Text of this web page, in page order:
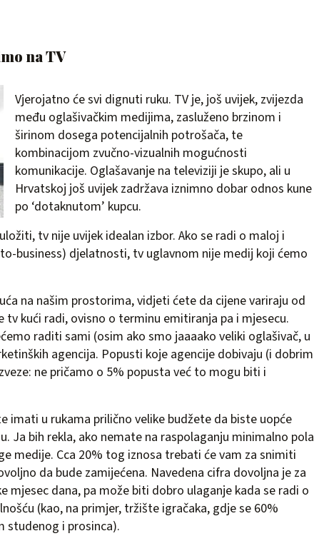
na TV
Vjerojatno će svi dignuti ruku. TV je, još uvijek, zvijezda
među oglašivačkim medijima, zasluženo brzinom i
širinom dosega potencijalnih potrošača, te
kombinacijom zvučno-vizualnih mogućnosti
komunikacije. Oglašavanje na televiziji je skupo, ali u
Hrvatskoj još uvijek zadržava iznimno dobar odnos kune
po ‘dotaknutom’ kupcu.
tv nije uvijek idealan izbor. Ako se radi o maloj i
business) djelatnosti, tv uglavnom nije medij koji ćemo
na našim prostorima, vidjeti ćete da cijene variraju od
tv kući radi, ovisno o terminu emitiranja pa i mjesecu.
raditi sami (osim ako smo jaaaako veliki oglašivač, u
agencija. Popusti koje agencije dobivaju (i dobrim
ne pričamo o 5% popusta već to mogu biti i
imati u rukama prilično velike budžete da biste uopće
Ja bih rekla, ako nemate na raspolaganju minimalno pola
medije. Cca 20% tog iznosa trebati će vam za snimiti
da bude zamijećena. Navedena cifra dovoljna je za
dana, pa može biti dobro ulaganje kada se radi o
(kao, na primjer, tržište igračaka, gdje se 60%
studenog i prosinca).